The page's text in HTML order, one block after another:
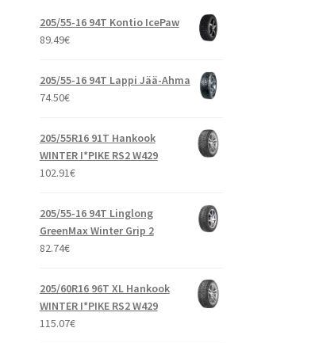
205/55-16 94T Kontio IcePaw
89.49€
205/55-16 94T Lappi Jää-Ahma
74.50€
205/55R16 91T Hankook
WINTER I*PIKE RS2 W429
102.91€
205/55-16 94T Linglong
GreenMax Winter Grip 2
82.74€
205/60R16 96T XL Hankook
WINTER I*PIKE RS2 W429
115.07€